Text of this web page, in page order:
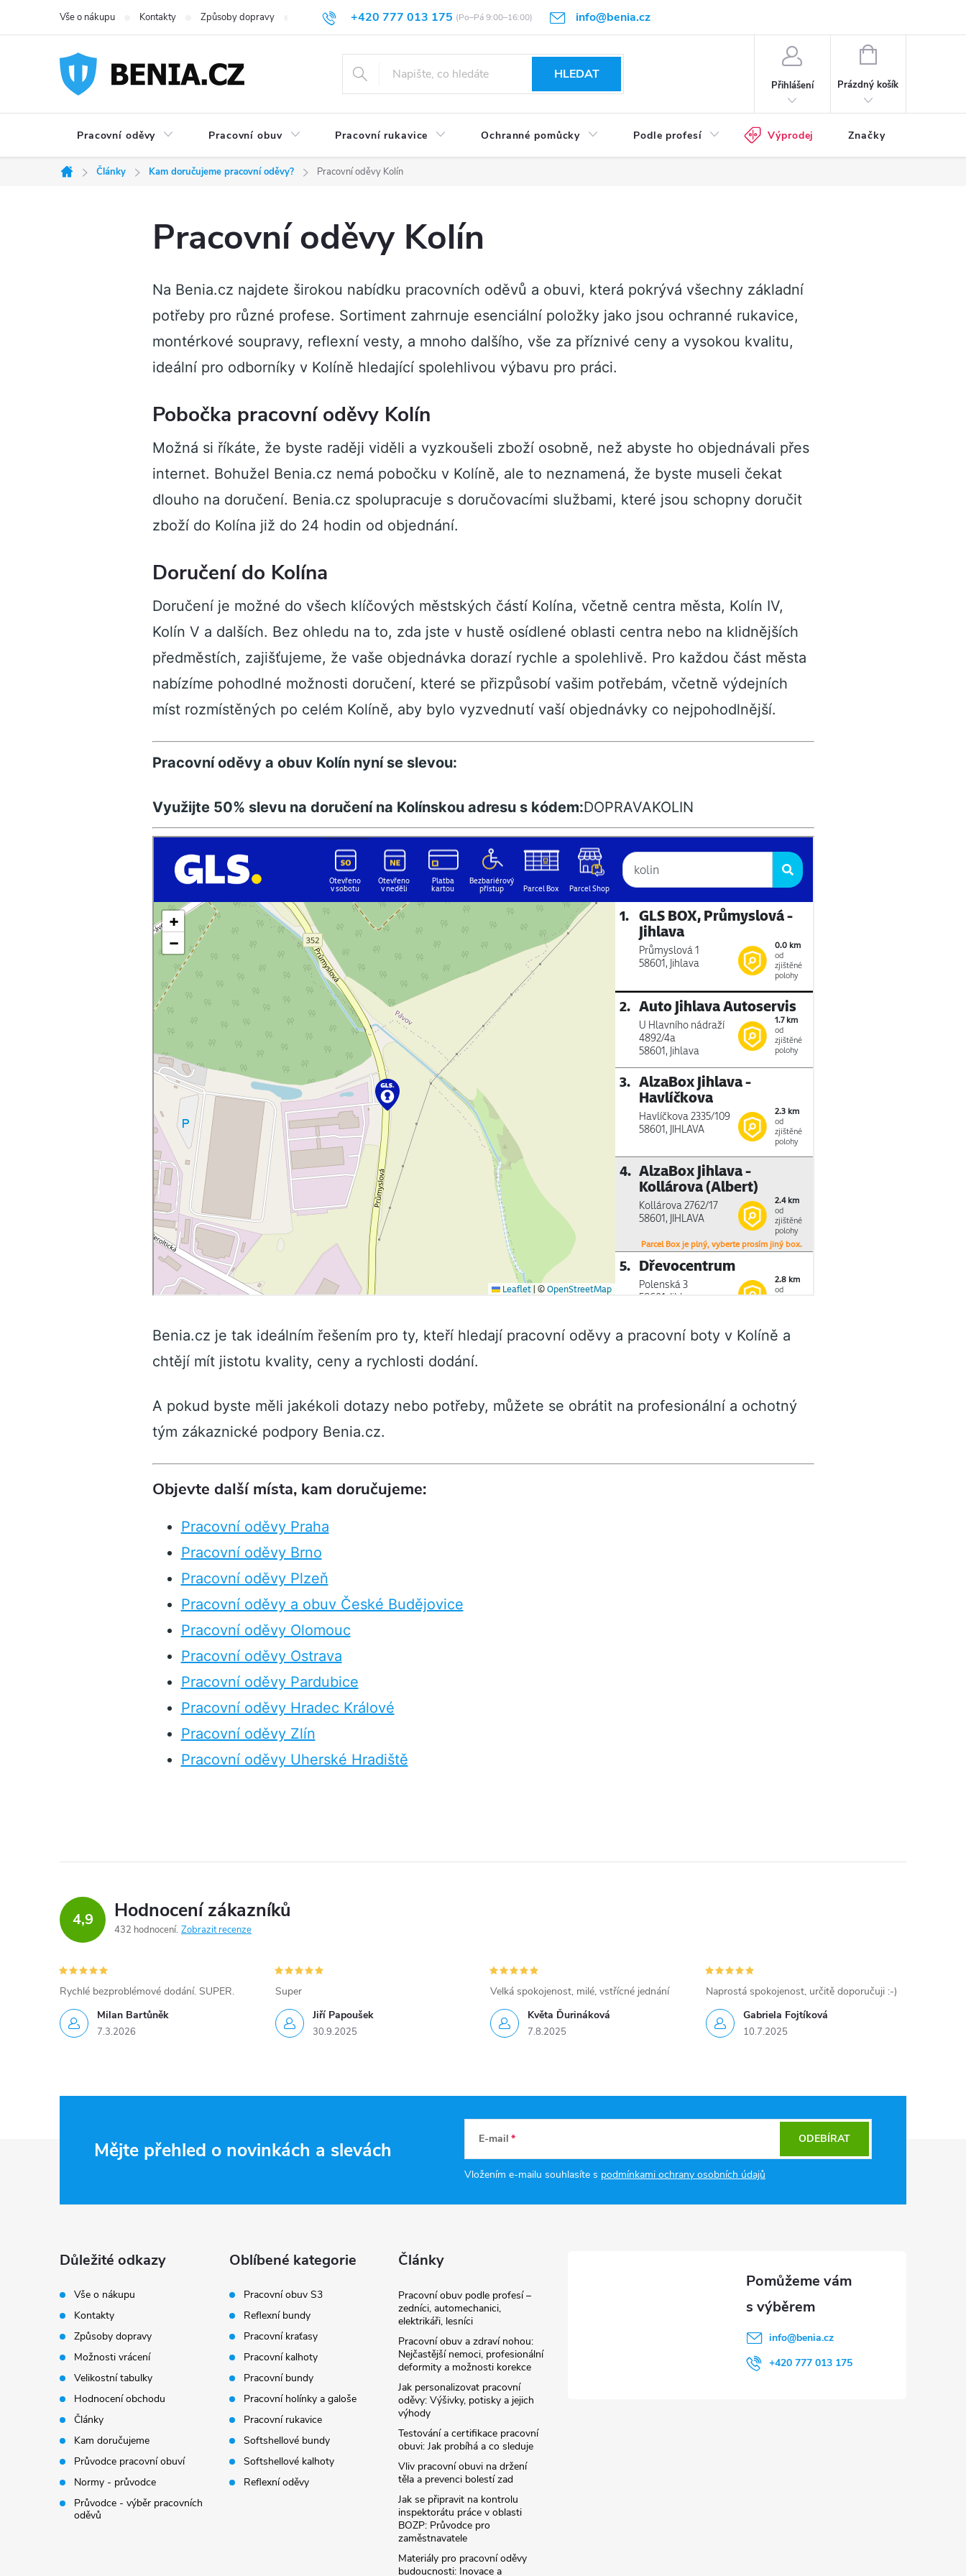
+420 777 013 175 info@benia.cz
Vše o nákupu Kontakty Způsoby dopravy Možnosti vrácení Velikostní tabulky Hodnocení obchodu Články
HLEDAT
Přihlášení
NÁKUPNÍ
Prázdný košík
Pracovní oděvy Pracovní obuv Pracovní rukavice Ochranné pomůcky Podle profesí Výprodej Značky
Domů
Články Kam doručujeme pracovní oděvy? Pracovní oděvy Kolín
Pracovní oděvy Kolín
Na Benia.cz najdete širokou nabídku pracovních oděvů a obuvi, která pokrývá všechny základní
potřeby pro různé profese. Sortiment zahrnuje esenciální položky jako jsou ochranné rukavice,
montérkové soupravy, reflexní vesty, a mnoho dalšího, vše za příznivé ceny a vysokou kvalitu,
ideální pro odborníky v Kolíně hledající spolehlivou výbavu pro práci.
Pobočka pracovní oděvy Kolín
Možná si říkáte, že byste raději viděli a vyzkoušeli zboží osobně, než abyste ho objednávali přes
internet. Bohužel Benia.cz nemá pobočku v Kolíně, ale to neznamená, že byste museli čekat
dlouho na doručení. Benia.cz spolupracuje s doručovacími službami, které jsou schopny doručit
zboží do Kolína již do 24 hodin od objednání.
Doručení do Kolína
Doručení je možné do všech klíčových městských částí Kolína, včetně centra města, Kolín IV,
Kolín V a dalších. Bez ohledu na to, zda jste v hustě osídlené oblasti centra nebo na klidnějších
předměstích, zajišťujeme, že vaše objednávka dorazí rychle a spolehlivě. Pro každou část města
nabízíme pohodlné možnosti doručení, které se přizpůsobí vašim potřebám, včetně výdejních
míst rozmístěných po celém Kolíně, aby bylo vyzvednutí vaší objednávky co nejpohodlnější.
Pracovní oděvy a obuv Kolín nyní se slevou:
Využijte 50% slevu na doručení na Kolínskou adresu s kódem:DOPRAVAKOLIN
Benia.cz je tak ideálním řešením pro ty, kteří hledají pracovní oděvy a pracovní boty v Kolíně a
chtějí mít jistotu kvality, ceny a rychlosti dodání.
A pokud byste měli jakékoli dotazy nebo potřeby, můžete se obrátit na profesionální a ochotný
tým zákaznické podpory Benia.cz.
Objevte další místa, kam doručujeme:
Pracovní oděvy Praha
Pracovní oděvy Brno
Pracovní oděvy Plzeň
Pracovní oděvy a obuv České Budějovice
Pracovní oděvy Olomouc
Pracovní oděvy Ostrava
Pracovní oděvy Pardubice
Pracovní oděvy Hradec Králové
Pracovní oděvy Zlín
Pracovní oděvy Uherské Hradiště
4,9 Hodnocení zákazníků
432 hodnocení Zobrazit recenze
Milan Bartůněk
7.3.2026
Rychlé bezproblémové dodání. SUPER.
Jiří Papoušek
30.9.2025
Super
Květa Ďurináková
7.8.2025
Velká spokojenost, milé, vstřícné jednání
Gabriela Fojtíková
10.7.2025
Naprostá spokojenost, určitě doporučuji :-)
Mějte přehled o novinkách a slevách E-mail
Vložením e-mailu souhlasíte s podmínkami ochrany osobních údajů
ODEBÍRAT
Důležité odkazy
Vše o nákupu
Kontakty
Způsoby dopravy
Možnosti vrácení
Velikostní tabulky
Hodnocení obchodu
Články
Kam doručujeme
Průvodce pracovní obuví
Normy - průvodce
Průvodce - výběr pracovních
oděvů
Oblíbené kategorie
Pracovní obuv S3
Reflexní bundy
Pracovní kraťasy
Pracovní kalhoty
Pracovní bundy
Pracovní holínky a galoše
Pracovní rukavice
Softshellové bundy
Softshellové kalhoty
Reflexní oděvy
Články
Pracovní obuv podle profesí –
zedníci, automechanici,
elektrikáři, lesníci
Pracovní obuv a zdraví nohou:
Nejčastější nemoci, profesionální
deformity a možnosti korekce
Jak personalizovat pracovní
oděvy: Výšivky, potisky a jejich
výhody
Testování a certifikace pracovní
obuvi: Jak probíhá a co sleduje
Vliv pracovní obuvi na držení
těla a prevenci bolestí zad
Jak se připravit na kontrolu
inspektorátu práce v oblasti
BOZP: Průvodce pro
zaměstnavatele
Materiály pro pracovní oděvy
budoucnosti: Inovace a
info@benia.cz
+420 777 013 175